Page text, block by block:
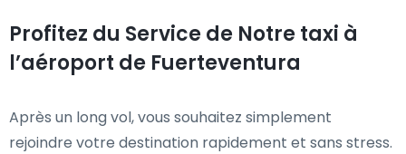
Profitez du Service de Notre taxi à
l’aéroport de Fuerteventura
Après un long vol, vous souhaitez simplement
rejoindre votre destination rapidement et sans stress.